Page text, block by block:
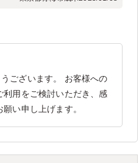
ございます。 お客様への
用をご検討いただき、感
い申し上げます。